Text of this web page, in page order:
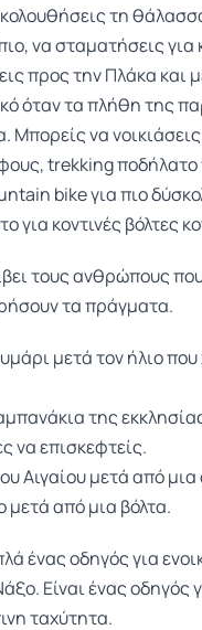
τη
να σταματήσεις για
προς την Πλάκα και
όταν τα πλήθη της
Μπορείς να
trekking ποδήλατο
bike για πιο
για κοντινές βόλτες
τους ανθρώπους
τα πράγματα.
μετά τον ήλιο που
της
να επισκεφτείς.
Αιγαίου μετά από
από μια βόλτα.
ένας οδηγός για
Είναι ένας οδηγός
ταχύτητα.